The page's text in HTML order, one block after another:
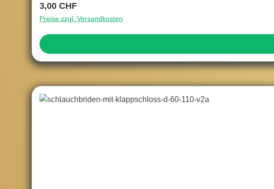
Regulärer Preis:
3,00 CHF
Preise zzgl. Versandkosten